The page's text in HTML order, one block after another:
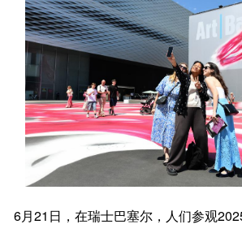
科技 科创
文化 书画 健康
访谈 视频 图片
法律 中央文件 金融
食品 人居 信息化
6月21日，在瑞士巴塞尔，人们参观